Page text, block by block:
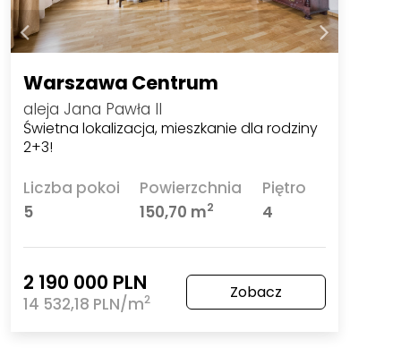
Warszawa Centrum
aleja Jana Pawła II
Świetna lokalizacja, mieszkanie dla rodziny
2+3!
Liczba pokoi
5
Powierzchnia
150,70 m2
Piętro
4
2 190 000 PLN
14 532,18 PLN/m2 Zobacz